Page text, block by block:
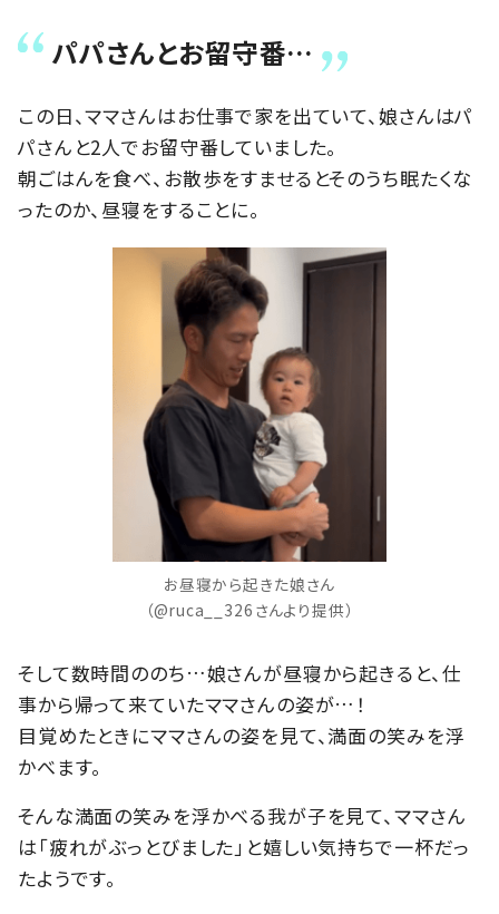
パパさんとお留守番…
この日、ママさんはお仕事で家を出ていて、娘さんはパ
パさんと2人でお留守番していました。
朝ごはんを食べ、お散歩をすませるとそのうち眠たくな
ったのか、昼寝をすることに。
お昼寝から起きた娘さん
（@ruca__326さんより提供）
そして数時間ののち…娘さんが昼寝から起きると、仕
事から帰って来ていたママさんの姿が…！
目覚めたときにママさんの姿を見て、満面の笑みを浮
かべます。
そんな満面の笑みを浮かべる我が子を見て、ママさん
は「疲れがぶっとびました」と嬉しい気持ちで一杯だっ
たようです。